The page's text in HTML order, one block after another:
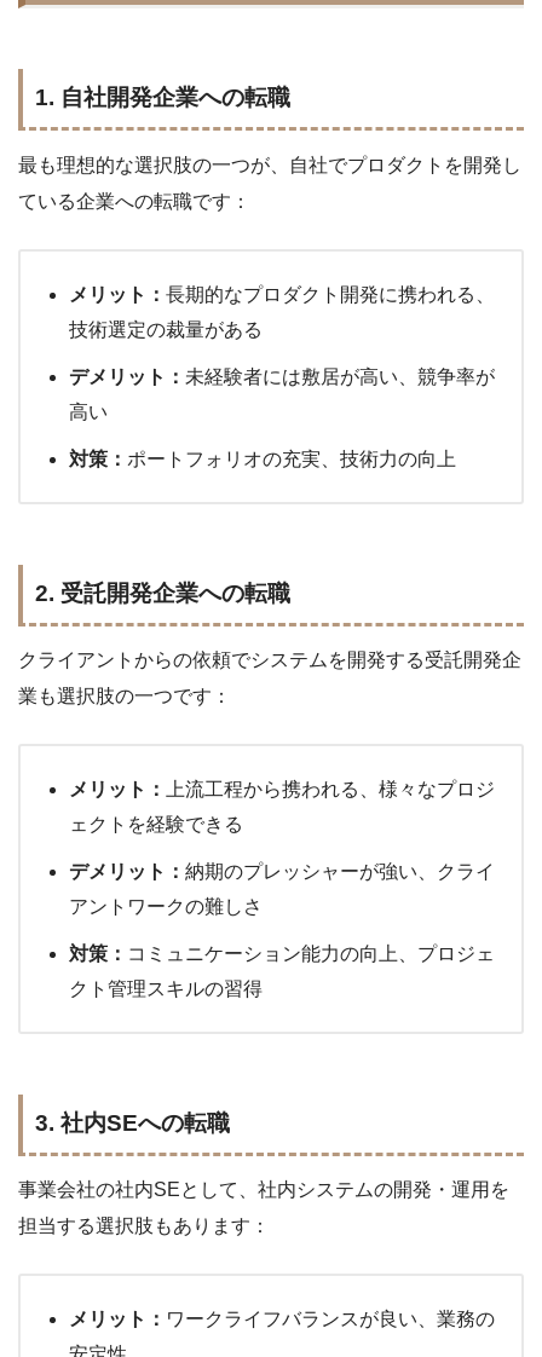
1. 自社開発企業への転職
最も理想的な選択肢の一つが、自社でプロダクトを開発し
ている企業への転職です：
メリット： 長期的なプロダクト開発に携われる、
技術選定の裁量がある
デメリット： 未経験者には敷居が高い、競争率が
高い
対策： ポートフォリオの充実、技術力の向上
2. 受託開発企業への転職
クライアントからの依頼でシステムを開発する受託開発企
業も選択肢の一つです：
メリット：
上流工程から携われる、様々なプロジ
ェクトを経験できる
デメリット： 納期のプレッシャーが強い、クライ
アントワークの難しさ
対策： コミュニケーション能力の向上、プロジェ
クト管理スキルの習得
3. 社内SEへの転職
事業会社の社内SEとして、社内システムの開発・運用を
担当する選択肢もあります：
メリット： ワークライフバランスが良い、業務の